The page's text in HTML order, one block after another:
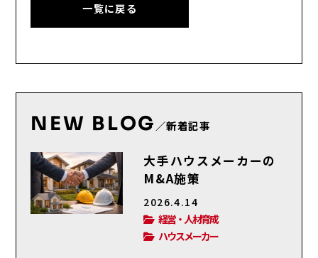
一覧に戻る
NEW BLOG／新着記事
大手ハウスメーカーの
M&A施策
2026.4.14
経営・人材育成
ハウスメーカー